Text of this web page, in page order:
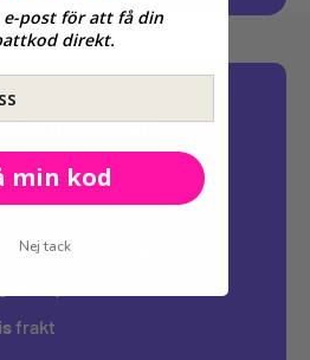
anpassad
10-12 arbetsdagar
frakt
e-post för att få din
direkt.
min kod
Nej tack